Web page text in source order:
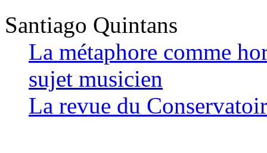
Santiago Quintans
La métaphore comme
sujet musicien
La revue du